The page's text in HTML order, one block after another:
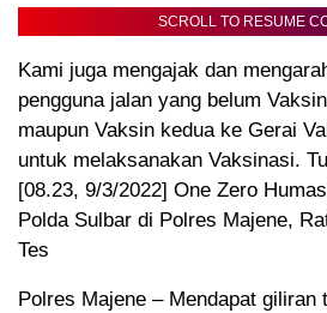
SCROLL TO RESUME
Kami juga mengajak dan
pengguna jalan yang belum
maupun Vaksin kedua ke Gerai
untuk melaksanakan Vaksinasi.
[08.23, 9/3/2022] One Zero
Polda Sulbar di Polres Majene,
Tes
Polres Majene – Mendapat giliran